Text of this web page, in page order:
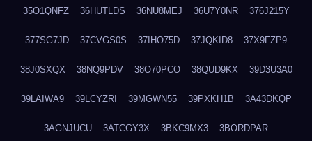
35O1QNFZ 36HUTLDS 36NU8MEJ 36U7Y0NR 376J215Y
377SG7JD 37CVGS0S 37IHO75D 37JQKID8 37X9FZP9
38J0SXQX 38NQ9PDV 38O70PCO 38QUD9KX 39D3U3A0
39LAIWA9 39LCYZRI 39MGWN55 39PXKH1B 3A43DKQP
3AGNJUCU 3ATCGY3X 3BKC9MX3 3BORDPAR